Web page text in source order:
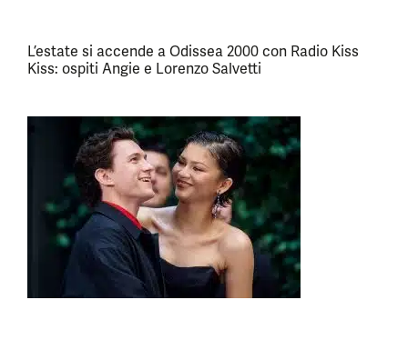
L’estate si accende a Odissea 2000 con Radio Kiss
Kiss: ospiti Angie e Lorenzo Salvetti